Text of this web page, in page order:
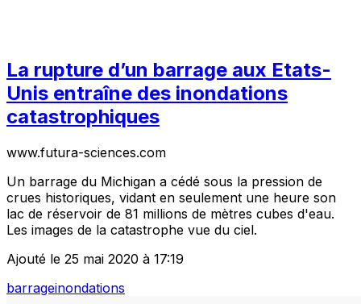
La rupture d’un barrage aux Etats-
Unis entraîne des inondations
catastrophiques
www.futura-sciences.com
Un barrage du Michigan a cédé sous la pression de
crues historiques, vidant en seulement une heure son
lac de réservoir de 81 millions de mètres cubes d'eau.
Les images de la catastrophe vue du ciel.
Ajouté le 25 mai 2020 à 17:19
barrageinondations